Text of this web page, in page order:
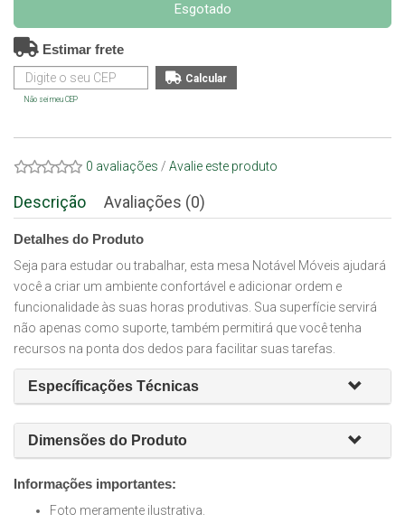
Esgotado
Estimar frete
Não sei meu CEP
0 avaliações / Avalie este produto
Descrição Avaliações (0)
Detalhes do Produto
Seja para estudar ou trabalhar, esta mesa Notável Móveis ajudará
você a criar um ambiente confortável e adicionar ordem e
funcionalidade às suas horas produtivas. Sua superfície servirá
não apenas como suporte, também permitirá que você tenha
recursos na ponta dos dedos para facilitar suas tarefas.
Específicações Técnicas
Dimensões do Produto
Informações importantes:
Foto meramente ilustrativa.